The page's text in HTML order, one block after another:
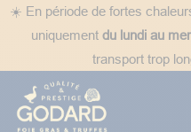
Se rendre au contenu
☀️ En période de fortes
uniquement du lundi au
transport trop